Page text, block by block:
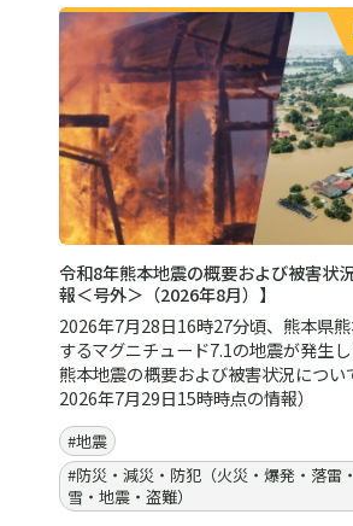
【終了】自治体総合フェア2026出展
活用した自然災害被害推定・災害廃
自治体向け初動対応・災害対応力強化
自治体総合フェア2026（7/8～7/10）
治体向け初動対応・災害対応力強化ソ
紹介するとともにセミナーにも登壇し
録・ご来場をお待ちしております。
#官公庁・自治体 #災害廃棄物
#自然災害
#防災・減災・防犯（火災・爆発・落雷
雪・地震・盗難）